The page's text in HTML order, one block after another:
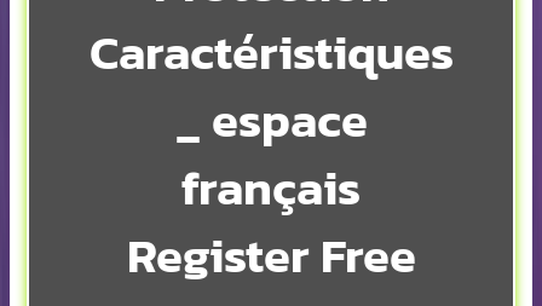
Caractéristiques
_ espace
français
Register Free